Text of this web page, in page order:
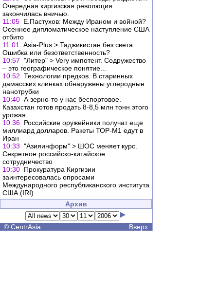
Очередная киргизская революция
закончилась вничью.
11:05 Е.Пастухов: Между Ираном и войной?
Осеннее дипломатическое наступление США
отбито
11:01
Asia-Plus > Таджикистан без света.
Ошибка или безответственность?
10:57 "Литер" > Very импотент. Содружество
– это географическое понятие...
10:52 Технологии предков. В старинных
дамасских клинках обнаружены углеродные
нанотрубки
10:40 А зерно-то у нас беспортовое.
Казахстан готов продать 8-8,5 млн тонн этого
урожая
10:36 Российские оружейники получат еще
миллиард долларов. Ракеты ТОР-М1 едут в
Иран
10:33 "Азияинформ" > ШОС меняет курс.
Секретное российско-китайское
сотрудничество
10:30 Прокуратура Киргизии
заинтересовалась опросами
Международного республиканского института
США (IRI)
Архив
© CentrAsia Вверх